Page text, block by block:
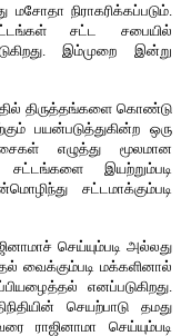
நிராகரிக்கப்படும்.
சட்ட சபையில்
இம்முறை இன்று
திருத்தங்களை கொண்டு
பயன்படுத்துகின்ற ஒரு
எழுத்து மூலமான
இயற்றும்படி
சட்டமாக்கும்படி
செய்யும்படி அல்லது
வைக்கும்படி மக்களினால்
எனப்படுகிறது.
செயற்பாடு தமது
ராஜினாமா செய்யும்படி